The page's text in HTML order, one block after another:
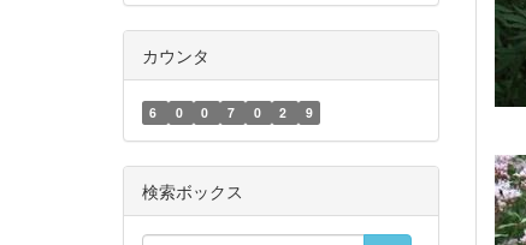
カウンタ
6 0 0 7 0 2 9
検索ボックス